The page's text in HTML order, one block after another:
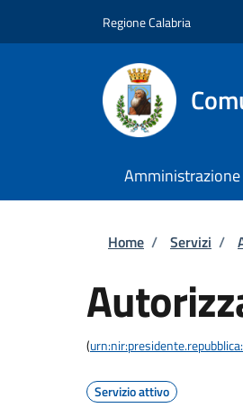
Regione Calabria
Amministrazione
Briciole
Home / Servizi /
(
Servizio attivo